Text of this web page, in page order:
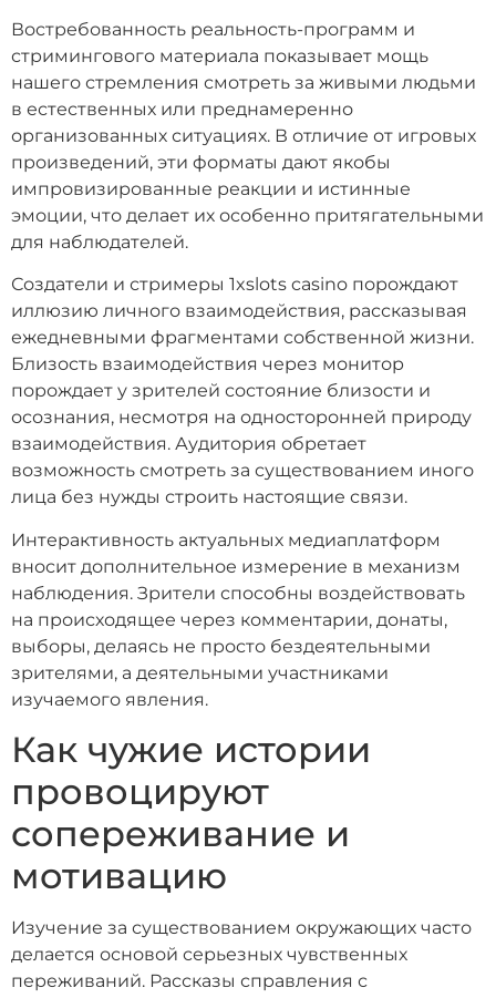
Востребованность реальность-программ и
стримингового материала показывает мощь
нашего стремления смотреть за живыми людьми
в естественных или преднамеренно
организованных ситуациях. В отличие от игровых
произведений, эти форматы дают якобы
импровизированные реакции и истинные
эмоции, что делает их особенно притягательными
для наблюдателей.
Создатели и стримеры 1xslots casino порождают
иллюзию личного взаимодействия, рассказывая
ежедневными фрагментами собственной жизни.
Близость взаимодействия через монитор
порождает у зрителей состояние близости и
осознания, несмотря на односторонней природу
взаимодействия. Аудитория обретает
возможность смотреть за существованием иного
лица без нужды строить настоящие связи.
Интерактивность актуальных медиаплатформ
вносит дополнительное измерение в механизм
наблюдения. Зрители способны воздействовать
на происходящее через комментарии, донаты,
выборы, делаясь не просто бездеятельными
зрителями, а деятельными участниками
изучаемого явления.
Как чужие истории
провоцируют
сопереживание и
мотивацию
Изучение за существованием окружающих часто
делается основой серьезных чувственных
переживаний. Рассказы справления с